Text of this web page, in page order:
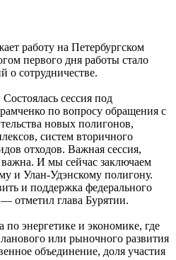
работу на Петербургском
первого дня работы стало
о сотрудничестве.
сессия под
по вопросу обращения с
новых полигонов,
систем вторичного
отходов. Важная сессия,
важна. И мы сейчас заключаем
и Улан-Удэнскому полигону.
и поддержка федерального
отметил глава Бурятии.
по энергетике и экономике, где
или рыночного развития
объединение, доля участия